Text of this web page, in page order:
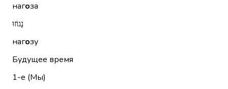
нагоза
נָגוֹזוּ
нагозу
Будущее время
1-е (Мы)